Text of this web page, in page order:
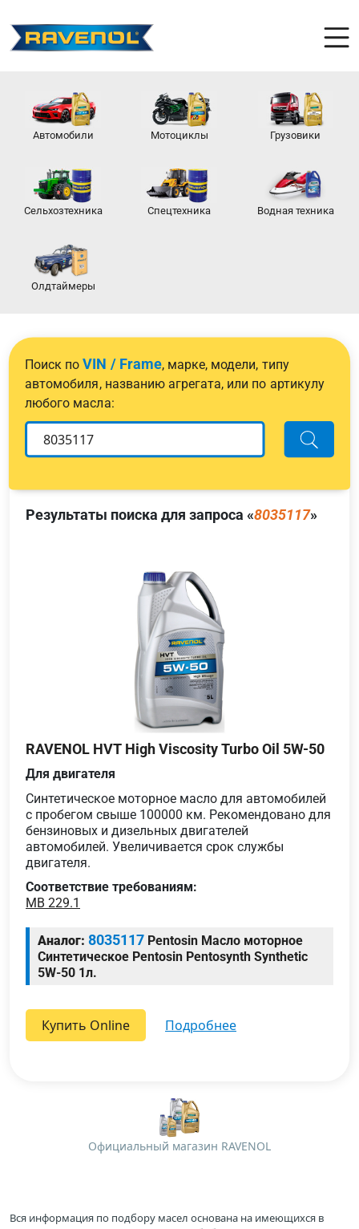
Автомобили Мотоциклы Грузовики
Сельхозтехника Спецтехника Водная техника
Олдтаймеры
Поиск поVIN / Frame, марке, модели, типу
автомобиля, названию агрегата, или по артикулу
любого масла:
Результаты поиска для запроса «8035117»
RAVENOL HVT High Viscosity Turbo Oil 5W-50
Для двигателя
Cинтетическое моторное масло для автомобилей
с пробегом свыше 100000 км. Рекомендовано для
бензиновых и дизельных двигателей
автомобилей. Увеличивается срок службы
двигателя.
Соответствие требованиям:
MB 229.1
Аналог: 8035117 Pentosin Масло моторное
Синтетическое Pentosin Pentosynth Synthetic
5W-50 1л.
Купить Online подробнее
Официальный магазин RAVENOL
Вся информация по подбору масел основана на имеющихся в